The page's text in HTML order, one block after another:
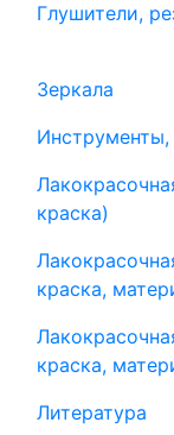
Глушители,
Зеркала
краска)
краска,
краска,
Литература